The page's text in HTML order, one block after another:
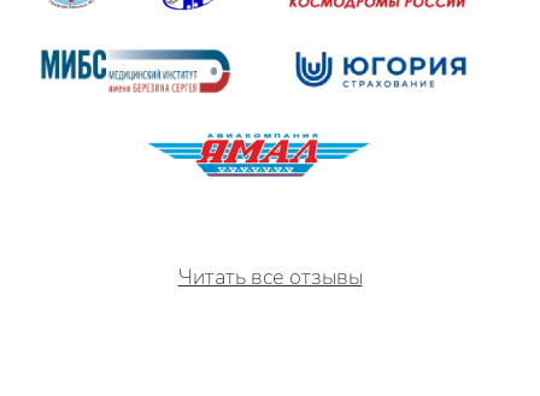
Читать все отзывы